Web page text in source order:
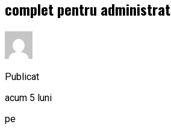
complet pentru
Publicat
acum 5 luni
pe